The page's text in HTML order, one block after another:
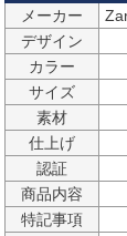
メーカー
デザイン
カラー
サイズ
素材
仕上げ
認証
商品内容
特記事項